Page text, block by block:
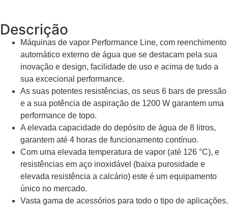
Descrição
Máquinas de vapor Performance Line, com reenchimento
automático externo de água que se destacam pela sua
inovação e design, facilidade de uso e acima de tudo a
sua excecional performance.
As suas potentes resistências, os seus 6 bars de pressão
e a sua potência de aspiração de 1200 W garantem uma
performance de topo.
A elevada capacidade do depósito de água de 8 litros,
garantem até 4 horas de funcionamento contínuo.
Com uma elevada temperatura de vapor (até 126 °C), e
resistências em aço inoxidável (baixa purosidade e
elevada resistência a calcário) este é um equipamento
único no mercado.
Vasta gama de acessórios para todo o tipo de aplicações.